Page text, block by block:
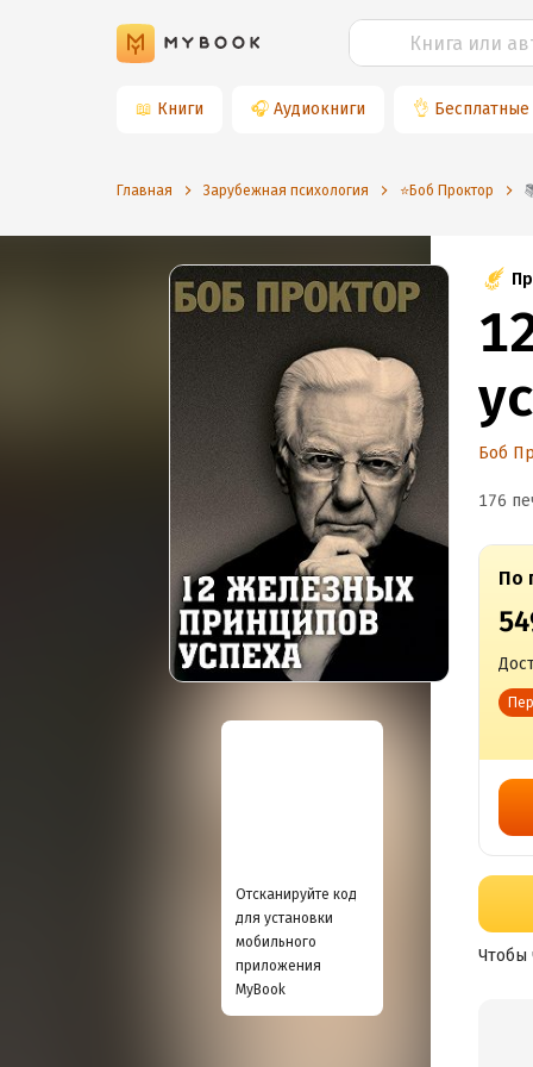
📖 Книги 🎧 Аудиокниги 👌 Бесплатные
Главная Зарубежная психология ⭐️Боб Проктор
Отсканируйте код
для установки
мобильного
приложения
MyBook
Боб
176
По
Чтобы